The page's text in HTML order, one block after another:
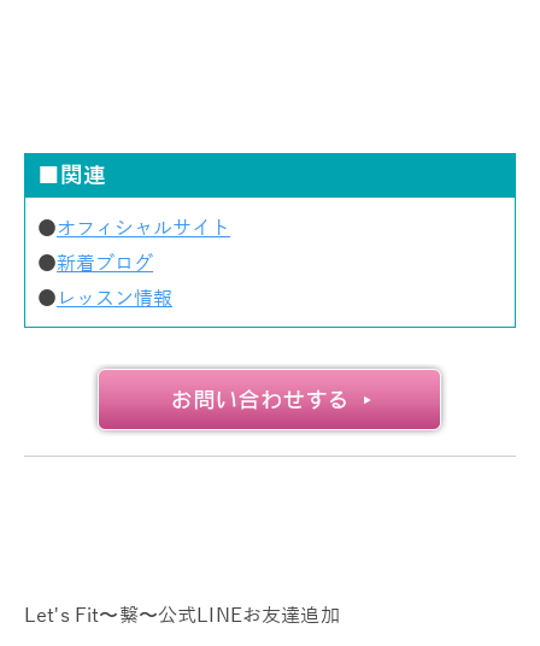
■関連
●オフィシャルサイト
●新着ブログ
●レッスン情報
Let's Fit〜繋〜公式LINEお友達追加